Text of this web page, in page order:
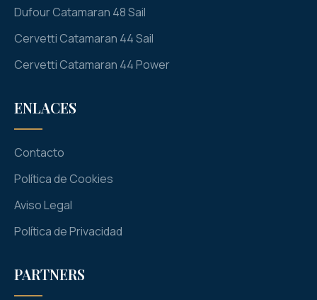
Dufour Catamaran 48 Sail
Cervetti Catamaran 44 Sail
Cervetti Catamaran 44 Power
ENLACES
Contacto
Política de Cookies
Aviso Legal
Política de Privacidad
PARTNERS